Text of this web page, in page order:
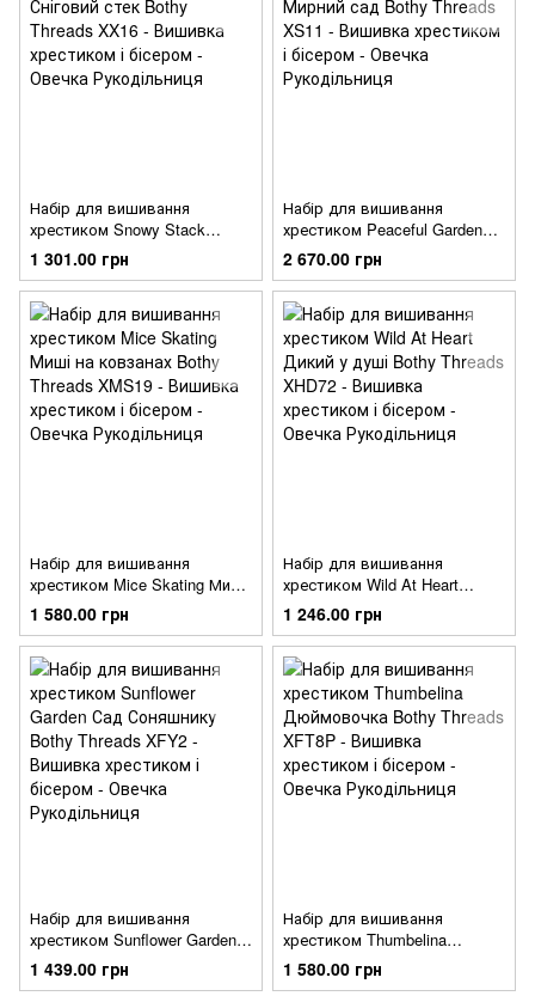
Набір для вишивання
хрестиком Snowy Stack
Сніговий стек Bothy Threads
XX16
1 301.00 грн
Набір для вишивання
хрестиком Peaceful Garden
Мирний сад Bothy Threads
XS11
2 670.00 грн
Набір для вишивання
хрестиком Mice Skating Миші
на ковзанах Bothy Threads
XMS19
1 580.00 грн
Набір для вишивання
хрестиком Wild At Heart
Дикий у душі Bothy Threads
XHD72
1 246.00 грн
Набір для вишивання
хрестиком Sunflower Garden
Сад Соняшнику Bothy Threads
XFY2
1 439.00 грн
Набір для вишивання
хрестиком Thumbelina
Дюймовочка Bothy Threads
XFT8P
1 580.00 грн